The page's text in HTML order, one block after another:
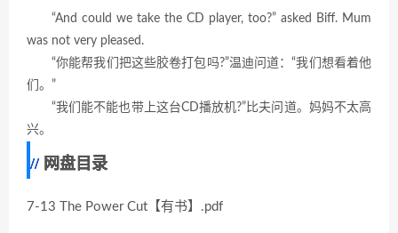
“And could we take the CD player, too?” asked Biff. Mum
was not very pleased.
“你能帮我们把这些胶卷打包吗?”温迪问道：“我们想看着他
们。”
“我们能不能也带上这台CD播放机?”比夫问道。妈妈不太高
兴。
网盘目录
7-13 The Power Cut【有书】.pdf